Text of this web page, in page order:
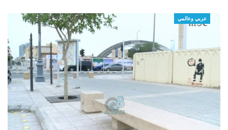
عربي وعالمي